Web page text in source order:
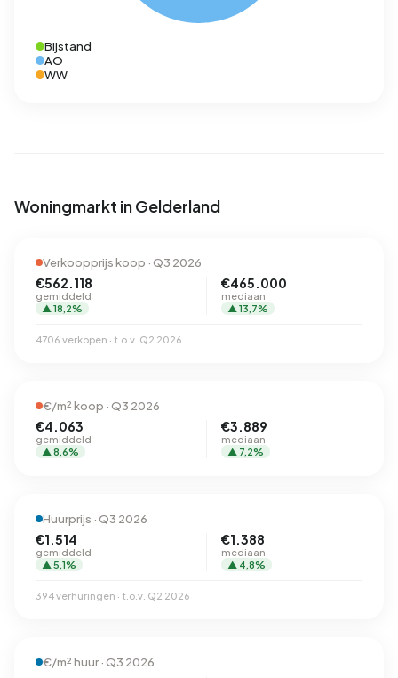
Bijstand
AO
WW
Woningmarkt in Gelderland
Verkoopprijs koop · Q3 2026
€562.118
gemiddeld
▲ 18,2%
€465.000
mediaan
▲ 13,7%
4706 verkopen · t.o.v. Q2 2026
€/m² koop · Q3 2026
€4.063
gemiddeld
▲ 8,6%
€3.889
mediaan
▲ 7,2%
Huurprijs · Q3 2026
€1.514
gemiddeld
▲ 5,1%
€1.388
mediaan
▲ 4,8%
394 verhuringen · t.o.v. Q2 2026
€/m² huur · Q3 2026